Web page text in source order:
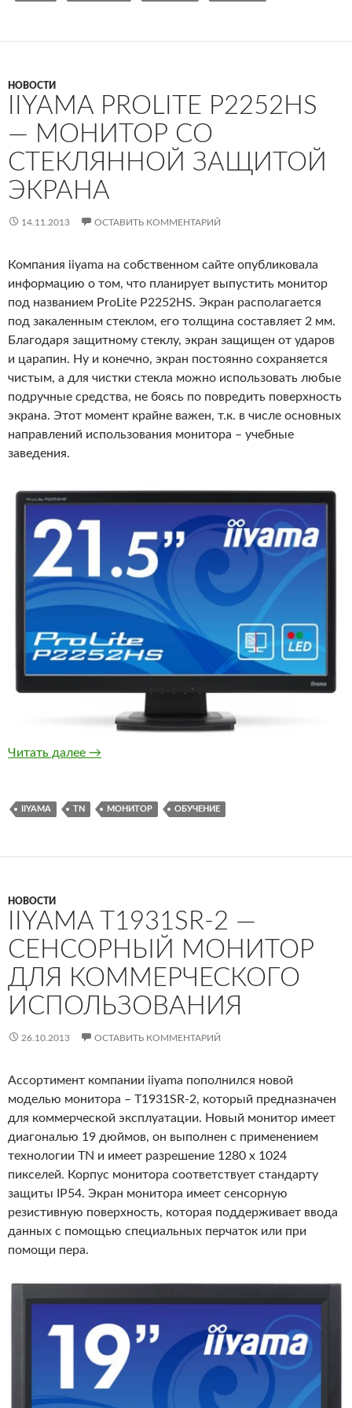
НОВОСТИ
IIYAMA PROLITE P2252HS
— МОНИТОР СО
СТЕКЛЯННОЙ ЗАЩИТОЙ
ЭКРАНА
14.11.2013 ОСТАВИТЬ КОММЕНТАРИЙ
Компания iiyama на собственном сайте опубликовала
информацию о том, что планирует выпустить монитор
под названием ProLite P2252HS. Экран располагается
под закаленным стеклом, его толщина составляет 2 мм.
Благодаря защитному стеклу, экран защищен от ударов
и царапин. Ну и конечно, экран постоянно сохраняется
чистым, а для чистки стекла можно использовать любые
подручные средства, не боясь по повредить поверхность
экрана. Этот момент крайне важен, т.к. в числе основных
направлений использования монитора – учебные
заведения.
Читать далее iiyama ProLite P2252HS — монитор со
→
IIYAMA TN МОНИТОР ОБУЧЕНИЕ
НОВОСТИ
IIYAMA T1931SR-2 —
СЕНСОРНЫЙ МОНИТОР
ДЛЯ КОММЕРЧЕСКОГО
ИСПОЛЬЗОВАНИЯ
26.10.2013 ОСТАВИТЬ КОММЕНТАРИЙ
Ассортимент компании iiyama пополнился новой
моделью монитора – T1931SR-2, который предназначен
для коммерческой эксплуатации. Новый монитор имеет
диагональю 19 дюймов, он выполнен с применением
технологии TN и имеет разрешение 1280 x 1024
пикселей. Корпус монитора соответствует стандарту
защиты IP54. Экран монитора имеет сенсорную
резистивную поверхность, которая поддерживает ввода
данных с помощью специальных перчаток или при
помощи пера.